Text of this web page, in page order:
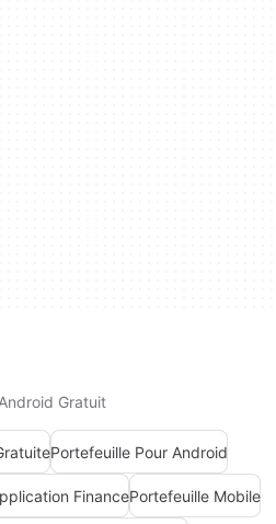
Gratuit
Portefeuille Pour Android
FinancePortefeuille Mobile